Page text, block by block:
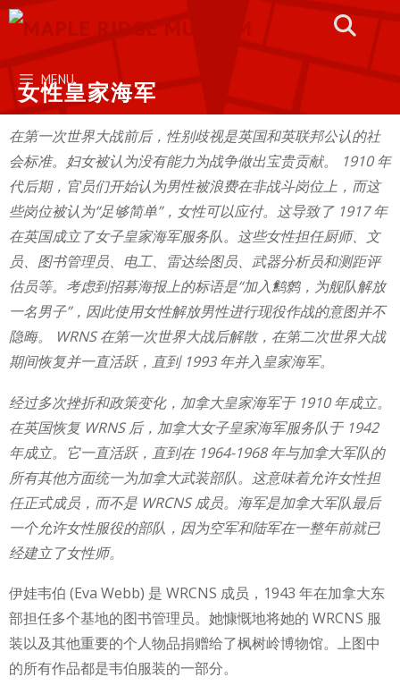
Skip
content
MENU
女性皇家海军
在第一次世界大战前后，性别歧视是英国和英联邦公认的社
会标准。妇女被认为没有能力为战争做出宝贵贡献。 1910 年
代后期，官员们开始认为男性被浪费在非战斗岗位上，而这
些岗位被认为“足够简单”，女性可以应付。这导致了 1917 年
在英国成立了女子皇家海军服务队。这些女性担任厨师、文
员、图书管理员、电工、雷达绘图员、武器分析员和测距评
估员等。考虑到招募海报上的标语是“加入鹪鹩，为舰队解放
一名男子”，因此使用女性解放男性进行现役作战的意图并不
隐晦。 WRNS 在第一次世界大战后解散，在第二次世界大战
期间恢复并一直活跃，直到 1993 年并入皇家海军。
经过多次挫折和政策变化，加拿大皇家海军于 1910 年成立。
在英国恢复 WRNS 后，加拿大女子皇家海军服务队于 1942
年成立。它一直活跃，直到在 1964-1968 年与加拿大军队的
所有其他方面统一为加拿大武装部队。这意味着允许女性担
任正式成员，而不是 WRCNS 成员。海军是加拿大军队最后
一个允许女性服役的部队，因为空军和陆军在一整年前就已
经建立了女性师。
伊娃韦伯 (Eva Webb) 是 WRCNS 成员，1943 年在加拿大东
部担任多个基地的图书管理员。她慷慨地将她的 WRCNS 服
装以及其他重要的个人物品捐赠给了枫树岭博物馆。上图中
的所有作品都是韦伯服装的一部分。